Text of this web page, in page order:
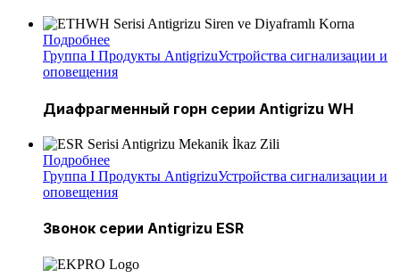
Подробнее
Группа I Продукты AntigrizuУстройства сигнализации и
оповещения
Диафрагменный горн серии Antigrizu WH
Подробнее
Группа I Продукты AntigrizuУстройства сигнализации и
оповещения
Звонок серии Antigrizu ESR